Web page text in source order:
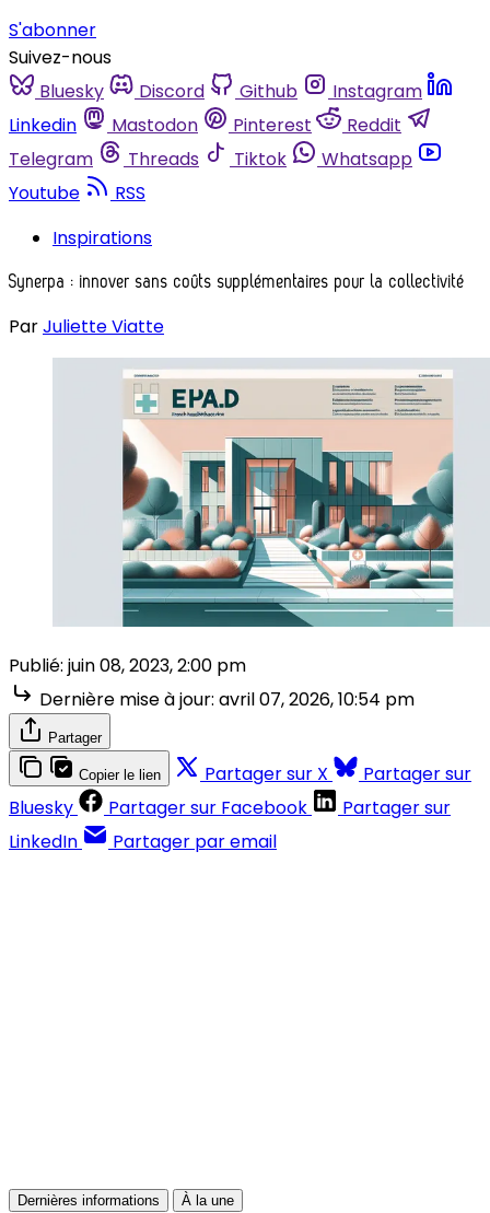
S'abonner
Suivez-nous
Bluesky
Discord Github
Instagram
Linkedin
Mastodon Pinterest
Reddit
Telegram
Threads Tiktok
Whatsapp
Youtube
RSS
Inspirations
Synerpa : innover sans coûts supplémentaires pour la collectivité
ParJuliette Viatte
Publié: juin 08, 2023, 2:00 pm
Dernière mise à jour: avril 07, 2026, 10:54 pm
Partager
Copier le lien Partager sur X
Partager sur
Bluesky
Partager sur Facebook
Partager sur
LinkedIn
Partager par email
Dernières informations À la une